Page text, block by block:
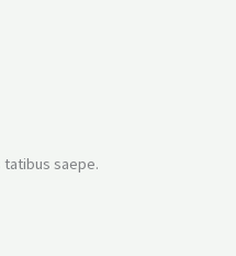
tatibus saepe.